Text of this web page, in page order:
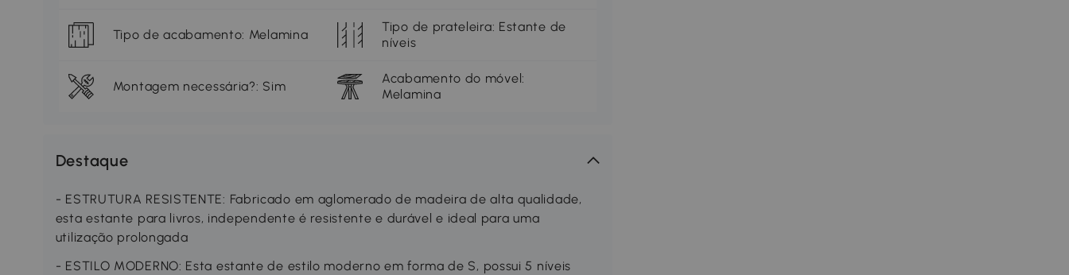
Tipo de acabamento: Melamina
Tipo de prateleira: Estante de
níveis
Montagem necessária?: Sim
Acabamento do móvel:
Melamina
Destaque
- ESTRUTURA RESISTENTE: Fabricado em aglomerado de madeira de alta qualidade,
esta estante para livros, independente é resistente e durável e ideal para uma
utilização prolongada
- ESTILO MODERNO: Esta estante de estilo moderno em forma de S, possui 5 níveis